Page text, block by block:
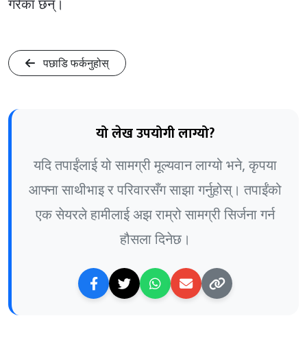
गरेका छन्।
पछाडि फर्कनुहोस्
यो लेख उपयोगी लाग्यो?
यदि तपाईंलाई यो सामग्री मूल्यवान लाग्यो भने, कृपया
आफ्ना साथीभाइ र परिवारसँग साझा गर्नुहोस्। तपाईंको
एक सेयरले हामीलाई अझ राम्रो सामग्री सिर्जना गर्न
हौसला दिनेछ।